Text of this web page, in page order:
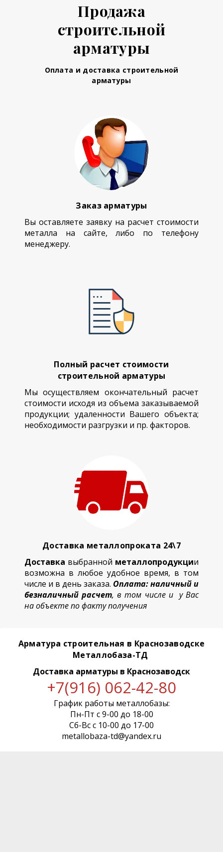
Продажа
строительной
арматуры
Оплата и доставка строительной
арматуры
Заказ арматуры
Вы оставляете заявку на расчет стоимости
металла на сайте, либо по телефону
менеджеру.
Полный расчет стоимости
строительной арматуры
Мы осуществляем окончательный расчет
стоимости исходя из объема заказываемой
продукции; удаленности Вашего объекта;
необходимости разгрузки и пр. факторов.
Доставка металлопроката 24\7
Доставка выбранной металлопродукции
возможна в любое удобное время, в том
числе и в день заказа. Оплата: наличный и
безналичный расчет, в том числе и у Вас
на объекте по факту получения
Арматура строительная в Краснозаводске
Металлобаза-ТД
Доставка арматуры в Краснозаводск
+7(916) 062-42-80
График работы металлобазы:
Пн-Пт с 9-00 до 18-00
Сб-Вс с 10-00 до 17-00
metallobaza-td@yandex.ru